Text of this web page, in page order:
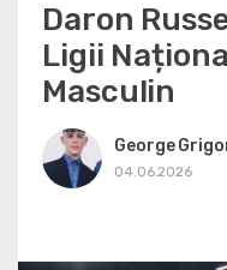
Daron
Ligii
Masculin
George
04.06.2026